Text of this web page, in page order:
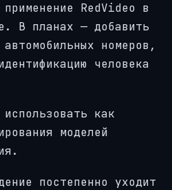
RedVideo в
В планах — добавить
номеров,
человека
как
моделей
постепенно уходит